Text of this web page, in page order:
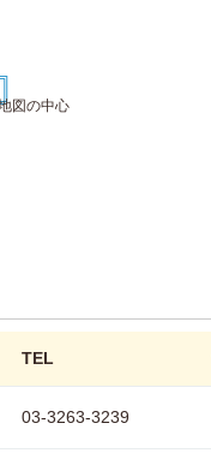
TEL
03-3263-3239